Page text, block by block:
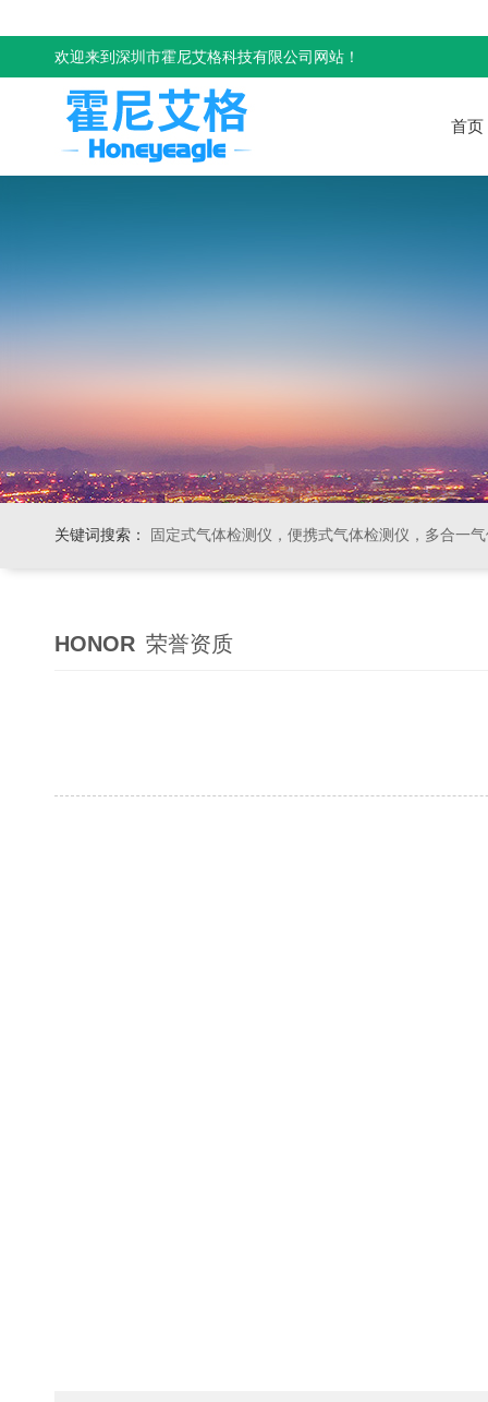
欢迎来到深圳市霍尼艾格科技有限公司网站！
首页
关键词搜索： 固定式气体检测仪，便携式气体检测仪，多合一气体检测仪，粉尘检测仪，
HONOR 荣誉资质